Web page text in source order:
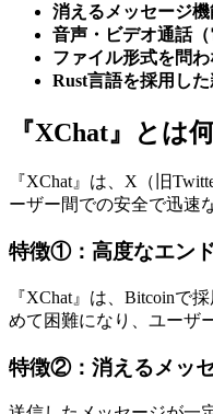
消えるメッセージ機
音声・ビデオ通話（
ファイル形式を問
Rust言語を採用し
『XChat』とは
『XChat』は、X（旧
ーザー間での安全で迅速
特徴①：高度なエン
『XChat』は、Bitcoinで
めて困難になり、ユーザ
特徴②：消えるメッセ